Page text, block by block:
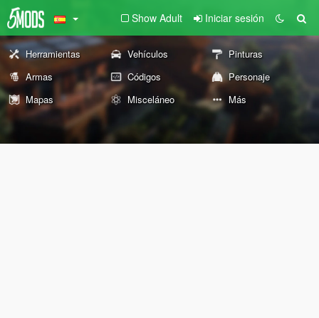
Show Adult Iniciar sesión
Herramientas Vehículos
Pinturas
Armas
Códigos
Personaje
Mapas
Misceláneo Más